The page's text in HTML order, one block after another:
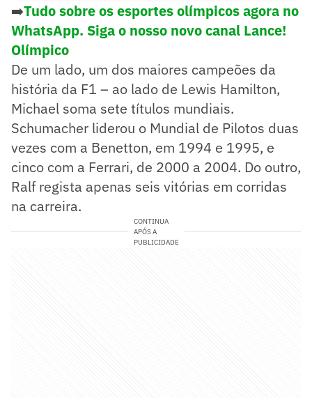
➡️Tudo sobre os esportes olímpicos agora no
WhatsApp. Siga o nosso novo canal Lance!
Olímpico
De um lado, um dos maiores campeões da
história da F1 – ao lado de Lewis Hamilton,
Michael soma sete títulos mundiais.
Schumacher liderou o Mundial de Pilotos duas
vezes com a Benetton, em 1994 e 1995, e
cinco com a Ferrari, de 2000 a 2004. Do outro,
Ralf regista apenas seis vitórias em corridas
na carreira.
CONTINUA
APÓS A
PUBLICIDADE